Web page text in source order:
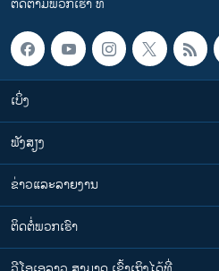
ຕິດຕາມພວກເຮົາ ທີ່
ເບິ່ງ
ຟັງສຽງ
ຂ່າວແລະລາຍງານ
ຕິດຕໍ່ພວກເຮົາ